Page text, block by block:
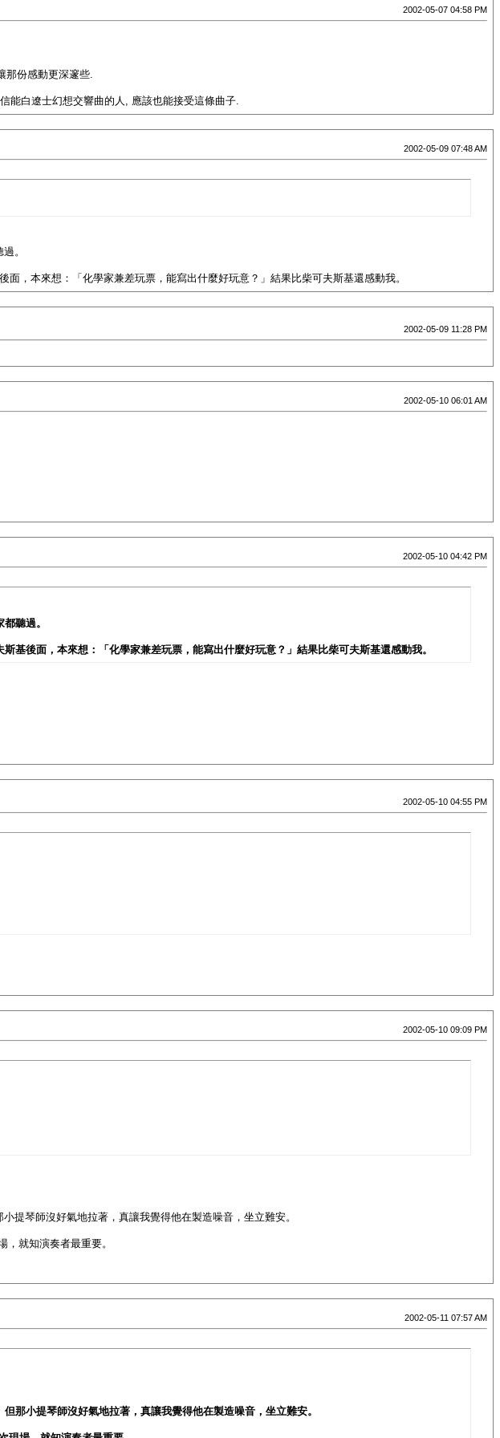
2002-05-07 04:58 PM
那份感動更深邃些.
能白遼士幻想交響曲的人, 應該也能接受這條曲子.
2002-05-09 07:48 AM
。
，本來想：「化學家兼差玩票，能寫出什麼好玩意？」結果比柴可夫斯基還感動我。
2002-05-09 11:28 PM
2002-05-10 06:01 AM
2002-05-10 04:42 PM
聽過。
後面，本來想：「化學家兼差玩票，能寫出什麼好玩意？」結果比柴可夫斯基還感動我。
2002-05-10 04:55 PM
2002-05-10 09:09 PM
提琴師沒好氣地拉著，真讓我覺得他在製造噪音，坐立難安。
就知演奏者最重要。
2002-05-11 07:57 AM
那小提琴師沒好氣地拉著，真讓我覺得他在製造噪音，坐立難安。